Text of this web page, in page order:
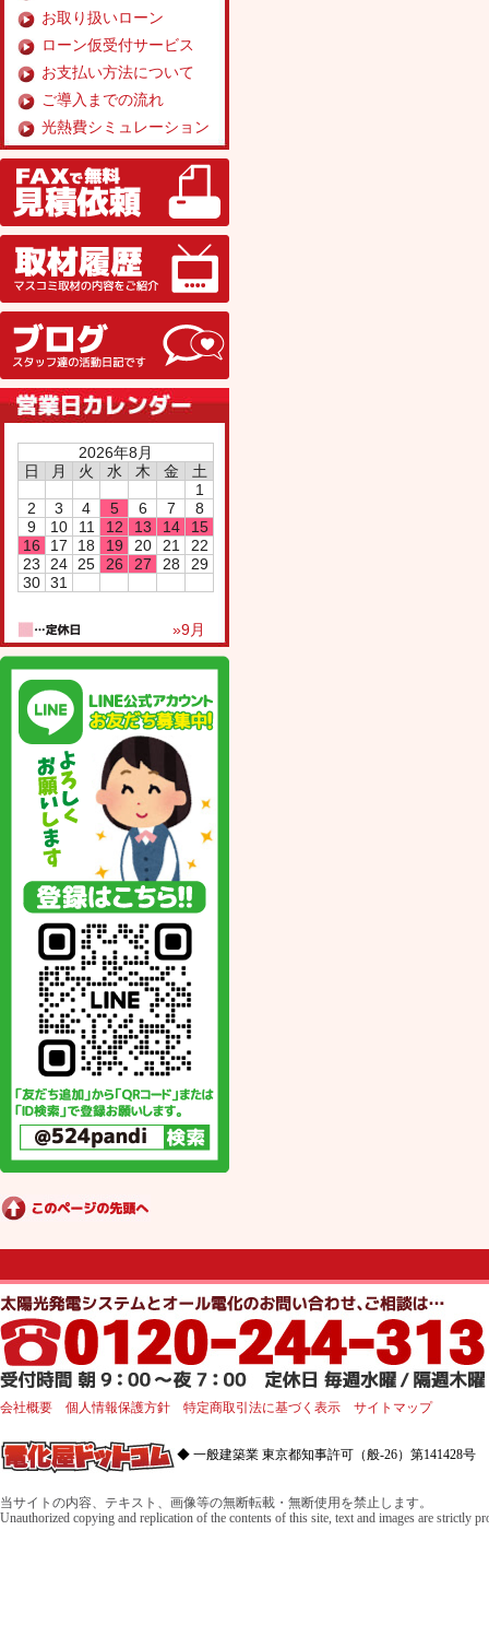
お取り扱いローン
ローン仮受付サービス
お支払い方法について
ご導入までの流れ
光熱費シミュレーション
2026年8月
日
月 火 水 木 金
土
1
2
3 4 5 6 7
8
9
10 11 12 13 14
15
16
17 18 19 20 21
22
23
24 25 26 27 28
29
30 31
»9月
会社概要 個人情報保護方針 特定商取引法に基づく表示 サイトマップ
◆ 一般建築業 東京都知事許可（般-26）第141428
当サイトの内容、テキスト、画像等の無断転載・無断使用を禁止します。
Unauthorized copying and replication of the contents of this site, text and images are strictly